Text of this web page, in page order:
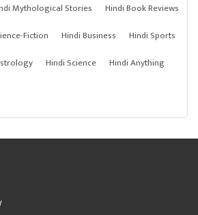
Mythological Stories
Hindi Book Reviews
Fiction Hindi Business
Hindi Sports
Hindi Science
Hindi Anything